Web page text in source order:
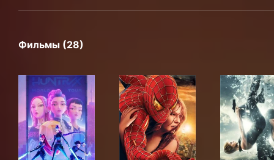
Фильмы (28)